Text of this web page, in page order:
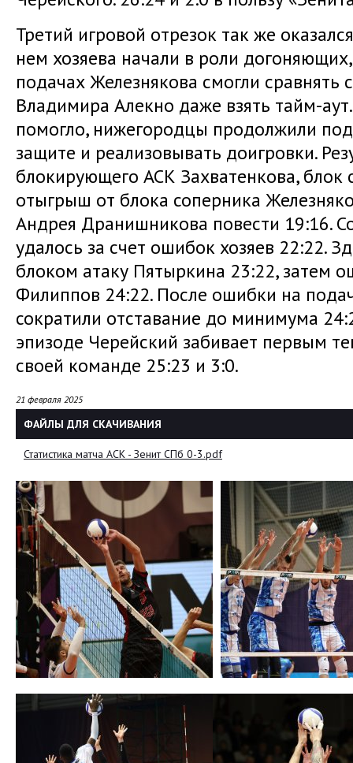
Третий игровой отрезок так же
нем хозяева начали в роли
подачах Железнякова смогли сравнять
Владимира Алекно даже взять тайм-
помогло, нижегородцы продолжили
защите и реализовывать доигровки.
блокирующего АСК Захватенкова,
отыгрыш от блока соперника
Андрея Дранишникова повести 19:16.
удалось за счет ошибок хозяев 22:22.
блоком атаку Пятыркина 23:22, затем
Филиппов 24:22. После ошибки на
сократили отставание до минимума
эпизоде Черейский забивает первым
своей команде 25:23 и 3:0.
21 февраля 2025
ФАЙЛЫ ДЛЯ СКАЧИВАНИЯ
Статистика матча АСК - Зенит СПб 0-3.pdf